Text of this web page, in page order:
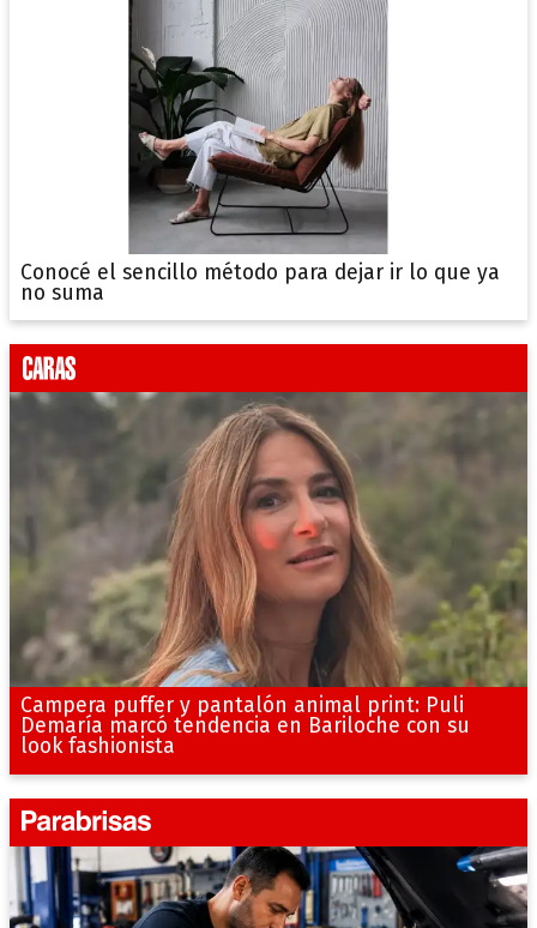
Conocé el sencillo método para dejar ir lo que ya
no suma
Campera puffer y pantalón animal print: Puli
Demaría marcó tendencia en Bariloche con su
look fashionista